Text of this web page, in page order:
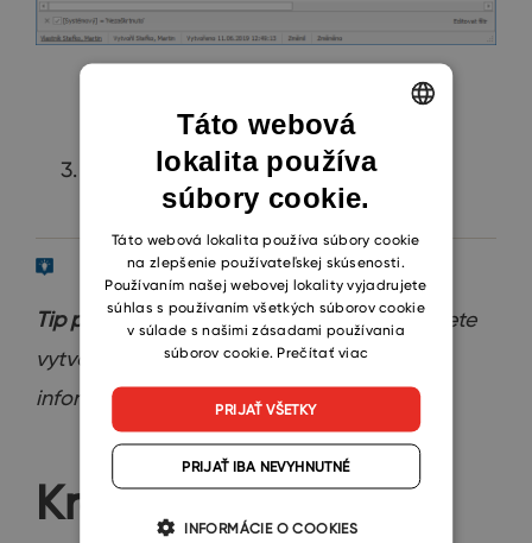
Uložiť a zavrieť
Tip pre eWay-CRM Premium:Denník si môžete
vytvoriť aj v eWay-CRM Mobile. Pre viac
informácií navštívtetento článok
Krok 4 – Odoslanie
ENGLISH
SLOVAK
Táto webová
lokalita používa
súbory cookie.
Táto webová lokalita používa súbory cookie
na zlepšenie používateľskej skúsenosti.
Používaním našej webovej lokality vyjadrujete
súhlas s používaním všetkých súborov cookie
v súlade s našimi zásadami používania
súborov cookie. Prečítať viac
PRIJAŤ VŠETKY
PRIJAŤ IBA NEVYHNUTNÉ
INFORMÁCIE O COOKIES